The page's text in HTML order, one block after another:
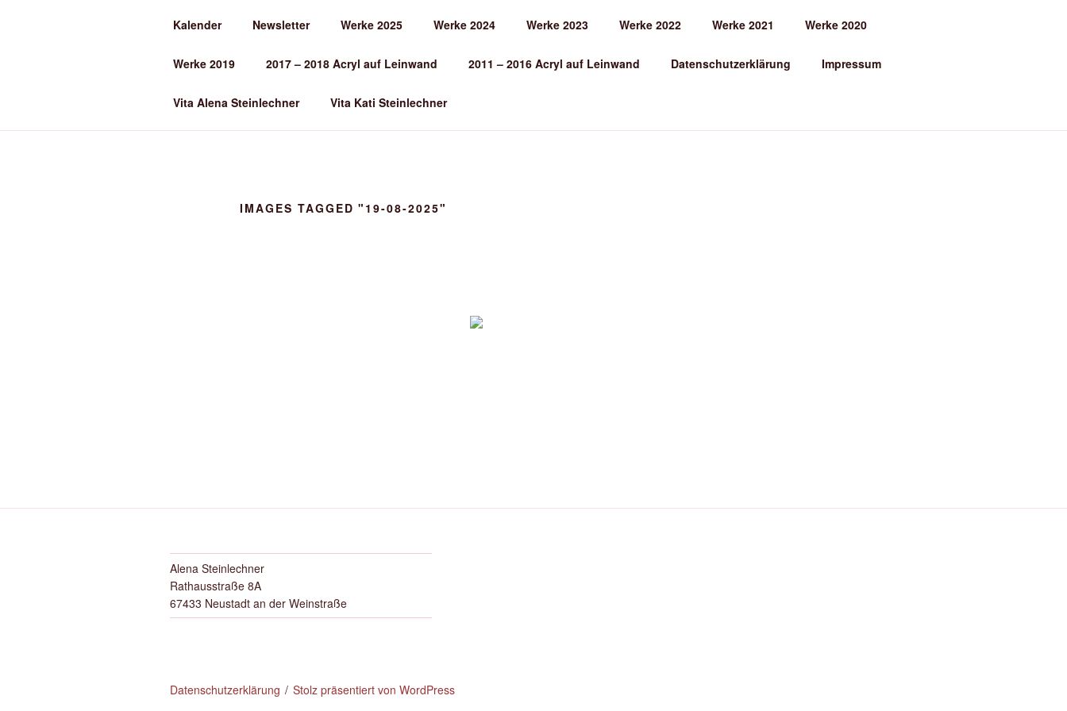
ALENA STEINLECHNER
Kalender Newsletter Werke 2025 Werke 2024 Werke 2023 Werke 2022 Werke 2021 Werke 2020
Werke 2019 2017 – 2018 Acryl auf Leinwand 2011 – 2016 Acryl auf Leinwand Datenschutzerklärung Impressum
Vita Alena Steinlechner Vita Kati Steinlechner
IMAGES TAGGED "19-08-2025"
Alena Steinlechner
Rathausstraße 8A
67433 Neustadt an der Weinstraße
Datenschutzerklärung Stolz präsentiert von WordPress